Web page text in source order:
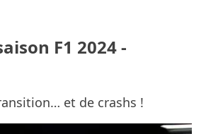
F1 2024 -
et de crashs !